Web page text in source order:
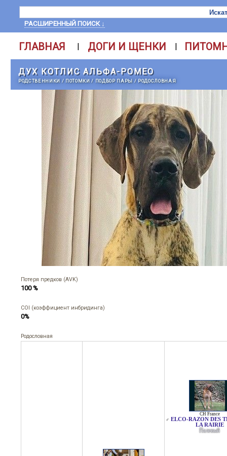
РАСШИРЕННЫЙ ПОИСК ↓
ГЛАВНАЯ | ДОГИ И ЩЕНКИ |
ДУХ КОТЛИС АЛЬФА-РОМЕО
РОДСТВЕННИКИ / ПОТОМКИ/ ПОДБОР ПАРЫ / РОДОСЛОВНАЯ
Потеря предков (AVK)
100 %
COI (коэффициент инбридинга)
0%
Родословная
CH France
♂ ELCO-RAZON DES
LA RAIRIE
Палевый